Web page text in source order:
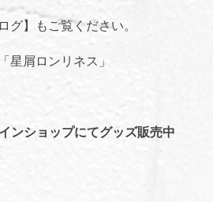
グ】 もご覧ください。
星屑ロンリネス 」
ンショップにてグッズ販売中